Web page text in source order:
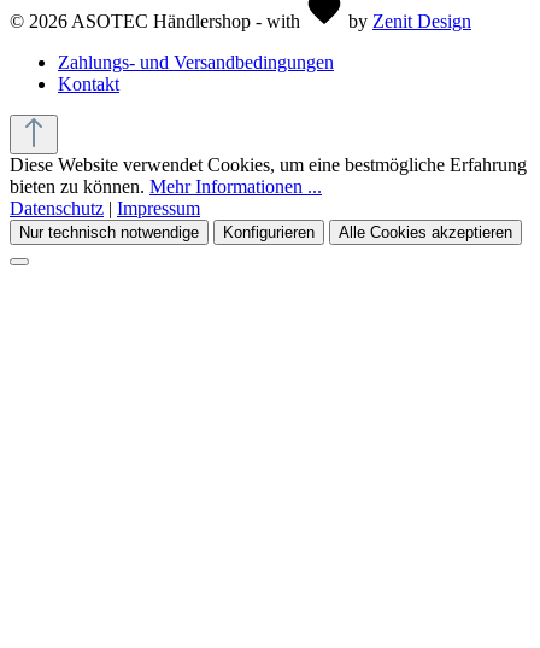
© 2026 ASOTEC Händlershop - with by Zenit Design
Zahlungs- und Versandbedingungen
Kontakt
Diese Website verwendet Cookies, um eine bestmögliche Erfahrung
bieten zu können. Mehr Informationen ...
Datenschutz | Impressum
Nur technisch notwendige Konfigurieren Alle Cookies akzeptieren